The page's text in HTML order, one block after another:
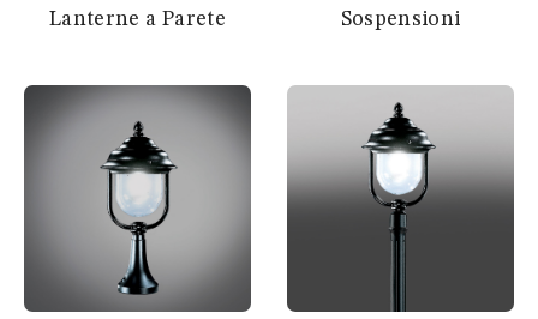
Lanterne a Parete Sospensioni